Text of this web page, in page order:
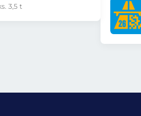
3,5 t